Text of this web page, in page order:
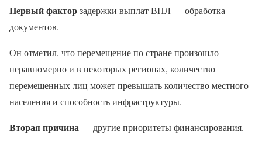
Первый факторзадержки выплат ВПЛ — обработка
документов.
Он отметил, что перемещение по стране произошло
неравномерно и в некоторых регионах, количество
перемещенных лиц может превышать количество местного
населения и способность инфраструктуры.
Вторая причина— другие приоритеты финансирования.